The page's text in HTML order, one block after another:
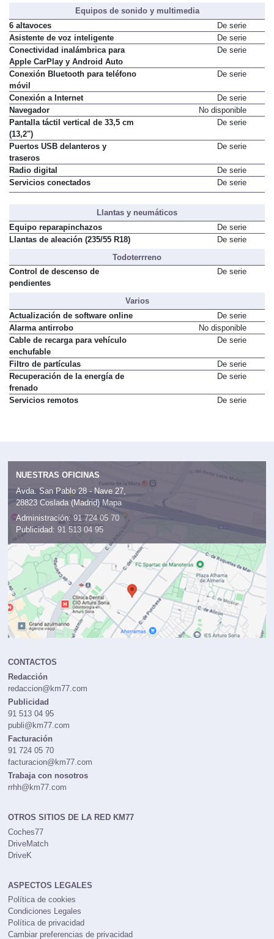
Equipos de sonido y multimedia
6 altavoces
De serie
Asistente de voz inteligente
De serie
Conectividad inalámbrica para
Apple CarPlay y Android Auto
De serie
Conexión Bluetooth para teléfono
móvil
De serie
Conexión a Internet
De serie
Navegador
No disponible
Pantalla táctil vertical de 33,5 cm
(13,2")
De serie
Puertos USB delanteros y
traseros
De serie
Radio digital
De serie
Servicios conectados
De serie
Llantas y neumáticos
Equipo reparapinchazos
De serie
Llantas de aleación (235/55 R18)
De serie
Todoterrreno
Control de descenso de
pendientes
De serie
Varios
Actualización de software online
De serie
Alarma antirrobo
No disponible
Cable de recarga para vehículo
enchufable
De serie
Filtro de partículas
De serie
Recuperación de la energía de
frenado
De serie
Servicios remotos De serie
NUESTRAS OFICINAS
Avda. San Pablo 28 - Nave 27,
28823 Coslada (Madrid) Mapa
Administración: 91 724 05 70
Publicidad: 91 513 04 95
CONTACTOS
Redacción
redaccion@km77.com
Publicidad
91 513 04 95
publi@km77.com
Facturación
91 724 05 70
facturacion@km77.com
Trabaja con nosotros
rrhh@km77.com
OTROS SITIOS DE LA RED KM77
Coches77
DriveMatch
DriveK
ASPECTOS LEGALES
Política de cookies
Condiciones Legales
Política de privacidad
Cambiar preferencias de privacidad